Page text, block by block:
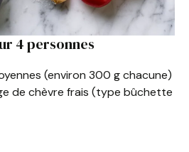
4 personnes
(environ 300 g chacune)
de chèvre frais (type bûchette